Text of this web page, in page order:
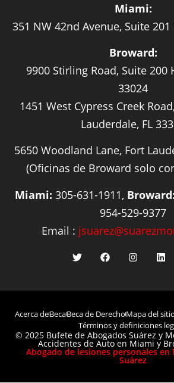
Miami:
351 NW 42nd Avenue, Suite
Broward:
9900 Stirling Road, Suite 200
33024
1451 West Cypress Creek
Lauderdale, FL
5650 Woodland Lane, Fort
(Oficinas de Broward solo
Miami: 305-631-1911, Broward:
954-529-9377
Email :
Acerca deBecaBeca de DerechoMapa del sitio
Términos y definiciones
© 2025 Bufete de Abogados Suárez y
Accidentes de Auto en Miami y
Abogado de lesiones personales en
Suárez